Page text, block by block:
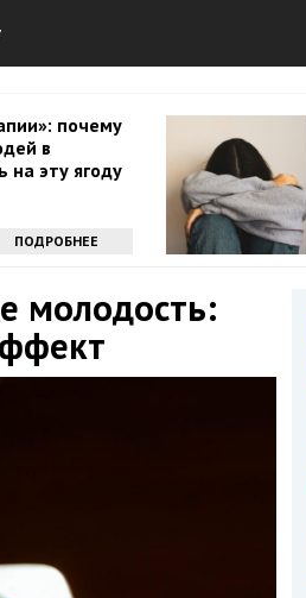
почему
в
на эту ягоду
ПОДРОБНЕЕ
молодость: